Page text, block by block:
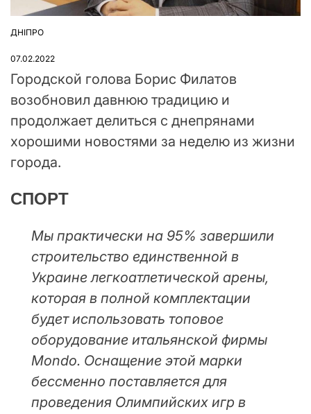
ОПУБЛІКУВАТИ
ДНІПРО
07.02.2022
Городской голова Борис Филатов
возобновил давнюю традицию и
продолжает делиться с днепрянами
хорошими новостями за неделю из жизни
города.
СПОРТ
Мы практически на 95% завершили
строительство единственной в
Украине легкоатлетической арены,
которая в полной комплектации
будет использовать топовое
оборудование итальянской фирмы
Mondo. Оснащение этой марки
бессменно поставляется для
проведения Олимпийских игр в